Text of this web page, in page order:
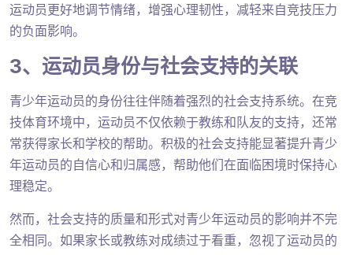
运动员更好地调节情绪，增强心理韧性，减轻来自竞技压力
的负面影响。
3、运动员身份与社会支持的关联
青少年运动员的身份往往伴随着强烈的社会支持系统。在竞
技体育环境中，运动员不仅依赖于教练和队友的支持，还常
常获得家长和学校的帮助。积极的社会支持能显著提升青少
年运动员的自信心和归属感，帮助他们在面临困境时保持心
理稳定。
然而，社会支持的质量和形式对青少年运动员的影响并不完
全相同。如果家长或教练对成绩过于看重，忽视了运动员的